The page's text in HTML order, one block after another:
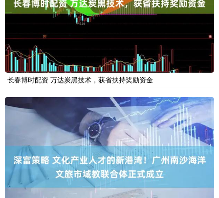
长春博时配资 万达炭黑技术，获省扶持奖励资金